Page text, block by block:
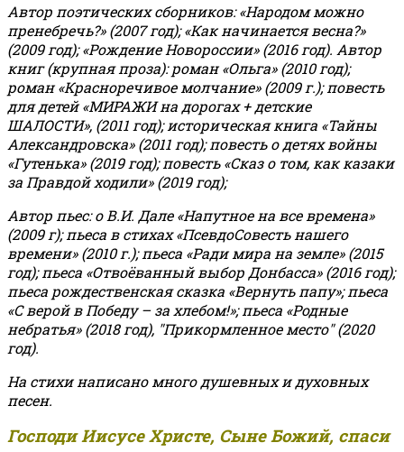
Автор поэтических сборников: «Народом можно
пренебречь?» (2007 год); «Как начинается весна?»
(2009 год); «Рождение Новороссии» (2016 год). Автор
книг (крупная проза): роман «Ольга» (2010 год);
роман «Красноречивое молчание» (2009 г.); повесть
для детей «МИРАЖИ на дорогах + детские
ШАЛОСТИ», (2011 год); историческая книга «Тайны
Александровска» (2011 год); повесть о детях войны
«Гутенька» (2019 год); повесть «Сказ о том, как казаки
за Правдой ходили» (2019 год);
Автор пьес: о В.И. Дале «Напутное на все времена»
(2009 г); пьеса в стихах «ПсевдоСовесть нашего
времени» (2010 г.); пьеса «Ради мира на земле» (2015
год); пьеса «Отвоёванный выбор Донбасса» (2016 год);
пьеса рождественская сказка «Вернуть папу»; пьеса
«С верой в Победу – за хлебом!»;пьеса «Родные
небратья» (2018 год), "Прикормленное место" (2020
год).
На стихи написано много душевных и духовных
песен.
Господи Иисусе Христе, Сыне Божий, спаси